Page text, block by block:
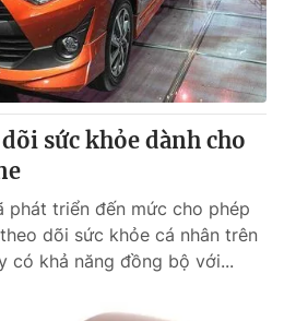
sức khỏe dành cho
phát triển đến mức cho phép
dõi sức khỏe cá nhân trên
có khả năng đồng bộ với...